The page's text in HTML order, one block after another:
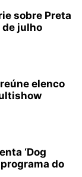
sobre Preta
julho
reúne elenco
‘Dog
programa do